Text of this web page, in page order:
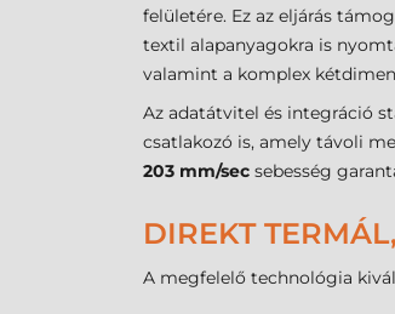
felületére. Ez az eljárás
textil alapanyagokra is
valamint a komplex
Az adatátvitel és integráció
csatlakozó is, amely távoli
203 mm/sec sebesség
DIREKT
A megfelelő technológia